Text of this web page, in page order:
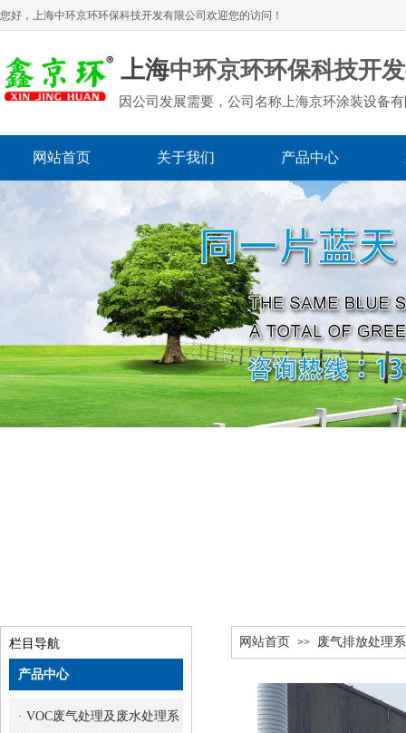
您好，上海中环京环环保科技开发有限公司 欢迎您的访问！
上海中环京环环保科技开
因公司发展需要，公司名称上海京环涂装设备
网站首页 关于我们 产品中心
网站首页 >> 废气排放处理
栏目导航
· VOC废气处理及废水处理系统
产品中心